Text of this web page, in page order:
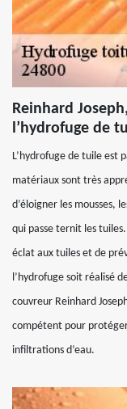
Reinhard
l’hydrofuge de
L’hydrofuge de tuile est
matériaux sont très
d’éloigner les mousses,
qui passe ternit les
éclat aux tuiles et de
l’hydrofuge soit réalisé
couvreur Reinhard
compétent pour
infiltrations d’eau.